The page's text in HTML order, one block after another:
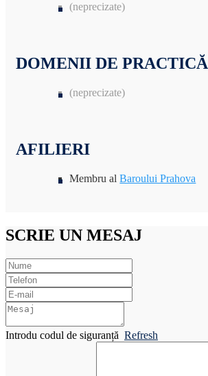
(neprecizate)
DOMENII DE PRACTICĂ
(neprecizate)
AFILIERI
Membru alBaroului Prahova
SCRIE UN MESAJ
Introdu codul de siguranță Refresh